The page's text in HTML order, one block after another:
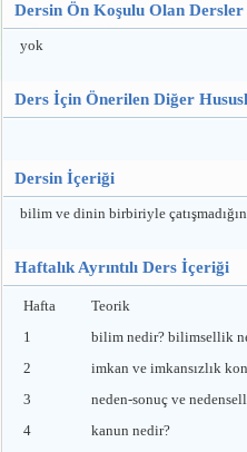
Dersin Ön Koşulu Olan Dersler
yok
Ders İçin Önerilen Diğer
Dersin İçeriği
bilim ve dinin birbiriyle
Haftalık Ayrıntılı Ders İçeriği
Hafta
Teorik
1
bilim nedir? bilimsellik
2
imkan ve imkansızlık
3
neden-sonuç ve
4
kanun nedir?